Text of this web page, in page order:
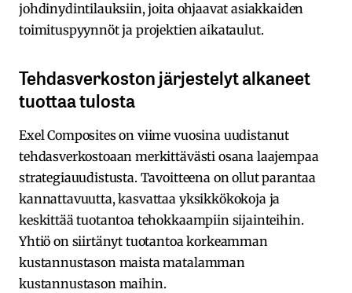
johdinydintilauksiin, joita ohjaavat asiakkaiden
toimituspyynnöt ja projektien aikataulut.
Tehdasverkoston järjestelyt alkaneet
tuottaa tulosta
Exel Composites on viime vuosina uudistanut
tehdasverkostoaan merkittävästi osana laajempaa
strategiauudistusta. Tavoitteena on ollut parantaa
kannattavuutta, kasvattaa yksikkökokoja ja
keskittää tuotantoa tehokkaampiin sijainteihin.
Yhtiö on siirtänyt tuotantoa korkeamman
kustannustason maista matalamman
kustannustason maihin.